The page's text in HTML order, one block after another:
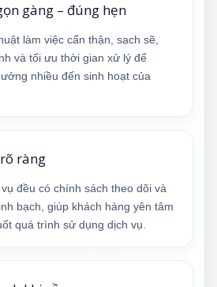
gàng – đúng hẹn
làm việc cẩn thận, sạch sẽ,
và tối ưu thời gian xử lý để
nhiều đến sinh hoạt của
ràng
đều có chính sách theo dõi và
bạch, giúp khách hàng yên tâm
quá trình sử dụng dịch vụ.